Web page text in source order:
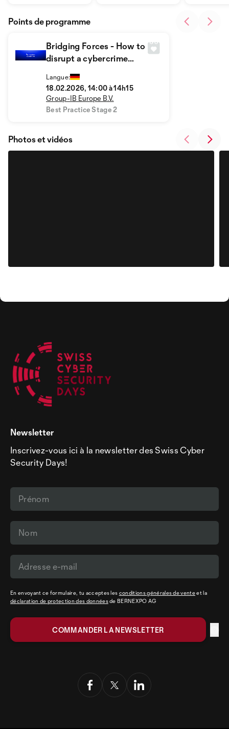
Bridging Forces - How to
disrupt a cybercrime
Langue:
18.02.2026, 14:00 à 14h15
Group-IB Europe B.V.
Best Practice Stage 2
Points de programme
Photos et vidéos
Newsletter
Inscrivez-vous ici à la newsletter des Swiss Cyber
Security Days!
En envoyant ce formulaire, tu acceptes les conditions générales de venteet la
déclaration de protection des donnéesde BERNEXPO AG